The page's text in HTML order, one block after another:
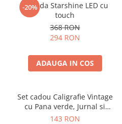
-20%
Oglinda Starshine LED cu
touch
368 RON
294 RON
ADAUGA IN COS
Set cadou Caligrafie Vintage
cu Pana verde, Jurnal si
Suport pentru stilou, 9 piese
143 RON